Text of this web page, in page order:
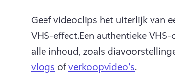
Geef videoclips het uiterlijk van
VHS-effect.Een authentieke
alle inhoud, zoals
vlogs of verkoopvideo's.